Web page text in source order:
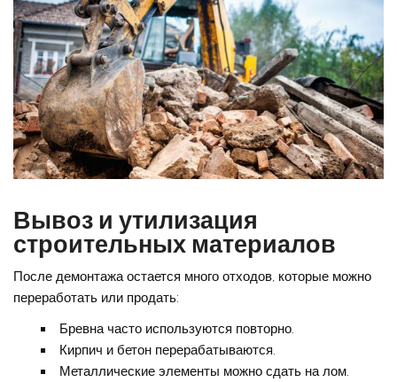
Вывоз и утилизация
строительных материалов
После демонтажа остается много отходов, которые можно
переработать или продать:
Бревна часто используются повторно.
Кирпич и бетон перерабатываются.
Металлические элементы можно сдать на лом.